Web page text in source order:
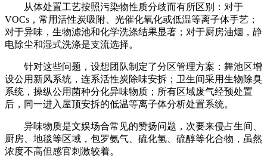
从体处置工艺按照污染物性质分歧而有所区别：对于
VOCs，常用活性炭吸附、光催化氧化或低温等离子体手艺；
对于异味，生物滤池和化学洗涤结果显著；对于厨房油烟，静
电除尘和湿式洗涤是支流选择。
针对这些问题，设想团队制定了分区管理方案：舞池区增
设公用新风系统，连系活性炭除味安拆；卫生间采用生物除臭
系统，操纵公用菌种分化异味物质；所有区域废气经预处置
后，同一进入屋顶安拆的低温等离子体分析处置系统。
异味物质是文娱场合常见的赞扬问题，次要来侵占生间、
厨房、地毯等区域，包罗氨气、硫化氢、硫醇等化合物，虽然
浓度不高但感官刺激较着。